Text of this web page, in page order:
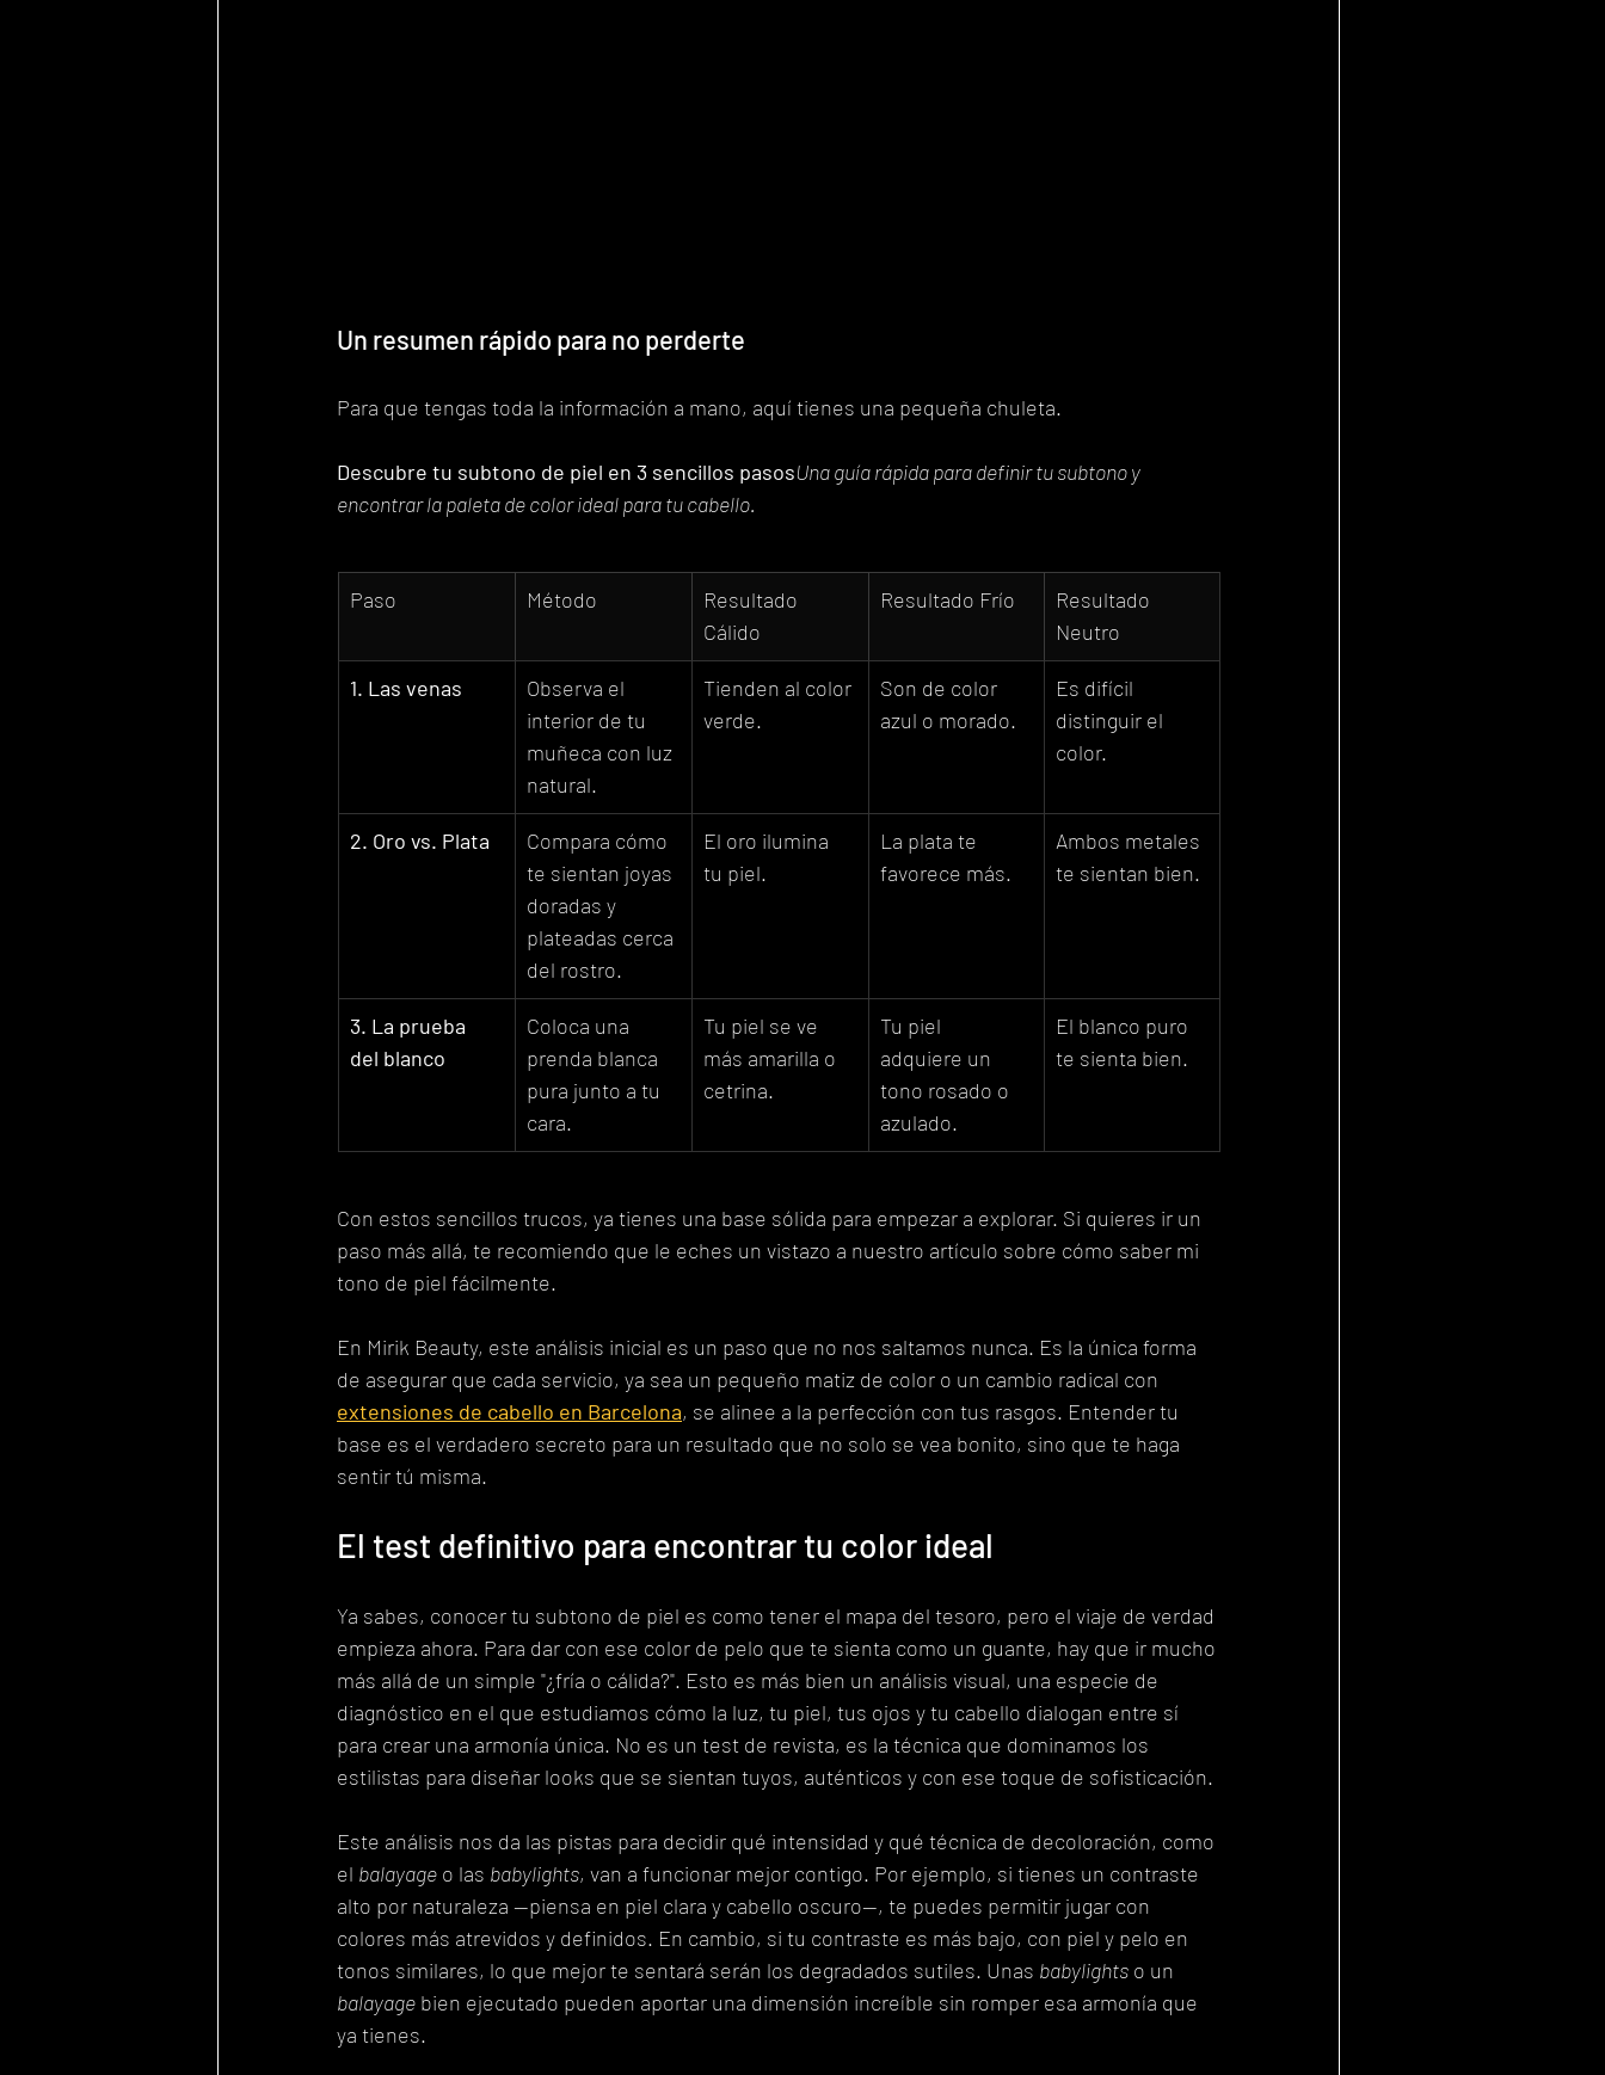
Un resumen rápido para no perderte
Para que tengas toda la información a mano, aquí tienes una pequeña chuleta.
Descubre tu subtono de piel en 3 sencillos pasosUna guía rápida para definir tu subtono y
encontrar la paleta de color ideal para tu cabello.
Paso Método
Resultado
Cálido
Resultado Frío
Resultado
Neutro
1. Las venas
Observa el
interior de tu
muñeca con luz
natural.
Tienden al color
verde.
Son de color
azul o morado.
Es difícil
distinguir el
color.
2. Oro vs. Plata
Compara cómo
te sientan joyas
doradas y
plateadas cerca
del rostro.
El oro ilumina
tu piel.
La plata te
favorece más.
Ambos metales
te sientan bien.
3. La prueba
del blanco
Coloca una
prenda blanca
pura junto a tu
cara.
Tu piel se ve
más amarilla o
cetrina.
Tu piel
adquiere un
tono rosado o
azulado.
El blanco puro
te sienta bien.
Con estos sencillos trucos, ya tienes una base sólida para empezar a explorar. Si quieres ir un
paso más allá, te recomiendo que le eches un vistazo a nuestro artículo sobre cómo saber mi
tono de piel fácilmente.
En Mirik Beauty, este análisis inicial es un paso que no nos saltamos nunca. Es la única forma
de asegurar que cada servicio, ya sea un pequeño matiz de color o un cambio radical con
extensiones de cabello en Barcelona, se alinee a la perfección con tus rasgos. Entender tu
base es el verdadero secreto para un resultado que no solo se vea bonito, sino que te haga
sentir tú misma.
El test definitivo para encontrar tu color ideal
Ya sabes, conocer tu subtono de piel es como tener el mapa del tesoro, pero el viaje de verdad
empieza ahora. Para dar con ese color de pelo que te sienta como un guante, hay que ir mucho
más allá de un simple "¿fría o cálida?". Esto es más bien un análisis visual, una especie de
diagnóstico en el que estudiamos cómo la luz, tu piel, tus ojos y tu cabello dialogan entre sí
para crear una armonía única. No es un test de revista, es la técnica que dominamos los
estilistas para diseñar looks que se sientan tuyos, auténticos y con ese toque de sofisticación.
Este análisis nos da las pistas para decidir qué intensidad y qué técnica de decoloración, como
el balayage o las babylights, van a funcionar mejor contigo. Por ejemplo, si tienes un contraste
alto por naturaleza —piensa en piel clara y cabello oscuro—, te puedes permitir jugar con
colores más atrevidos y definidos. En cambio, si tu contraste es más bajo, con piel y pelo en
tonos similares, lo que mejor te sentará serán los degradados sutiles. Unas babylights o un
balayage bien ejecutado pueden aportar una dimensión increíble sin romper esa armonía que
ya tienes.